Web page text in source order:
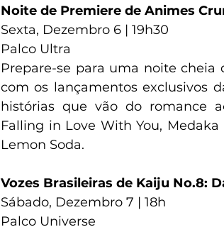
Noite de Premiere de Animes
Sexta, Dezembro 6 | 19h30
Palco Ultra
Prepare-se para uma noite cheia
com os lançamentos exclusivos
histórias que vão do romance
Falling in Love With You,
Lemon Soda.
Vozes Brasileiras de Kaiju No.8:
Sábado, Dezembro 7 | 18h
Palco Universe